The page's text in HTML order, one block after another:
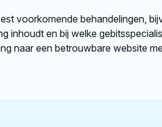
voorkomende behandelingen,
inhoudt en bij welke
naar een betrouwbare website